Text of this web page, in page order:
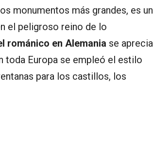
monumentos más grandes, es un
el peligroso reino de lo
románico en Alemania se aprecia
toda Europa se empleó el estilo
para los castillos, los